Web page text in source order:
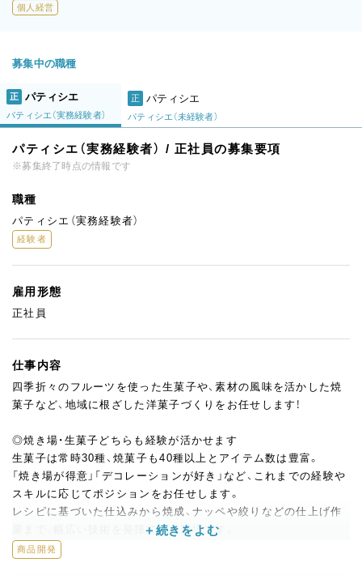
個人経営
募集中の職種
正 パティシエ
パティシエ（実務経験者）
正 パティシエ
パティシエ（未経験者）
パティシエ（実務経験者） / 正社員の募集要項
※募集終了時点の情報です
職種
パティシエ（実務経験者）
経験者
雇用形態
正社員
仕事内容
四季折々のフルーツを使った生菓子や、素材の風味を活かした焼
菓子など、地域に根ざした洋菓子づくりをお任せします！
◎焼き場・生菓子どちらも経験が活かせます
生菓子は常時30種、焼菓子も40種以上とアイテム数は豊富。
「焼き場が得意」「デコレーションが好き」など、これまでの経験や
スキルに応じてポジションをお任せします。
レシピに基づいた仕込みから焼成、ナッペや絞りなどの仕上げ作
業まで、幅広い技術を発揮できる環境です。
商品開発